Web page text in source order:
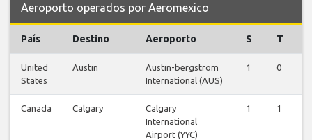
Aeroporto operados por Aeromexico
País Destino Aeroporto S T
United
States
Austin
Austin-bergstrom
International (AUS)
1 0
Canada Calgary
Calgary
International
Airport (YYC)
1 1